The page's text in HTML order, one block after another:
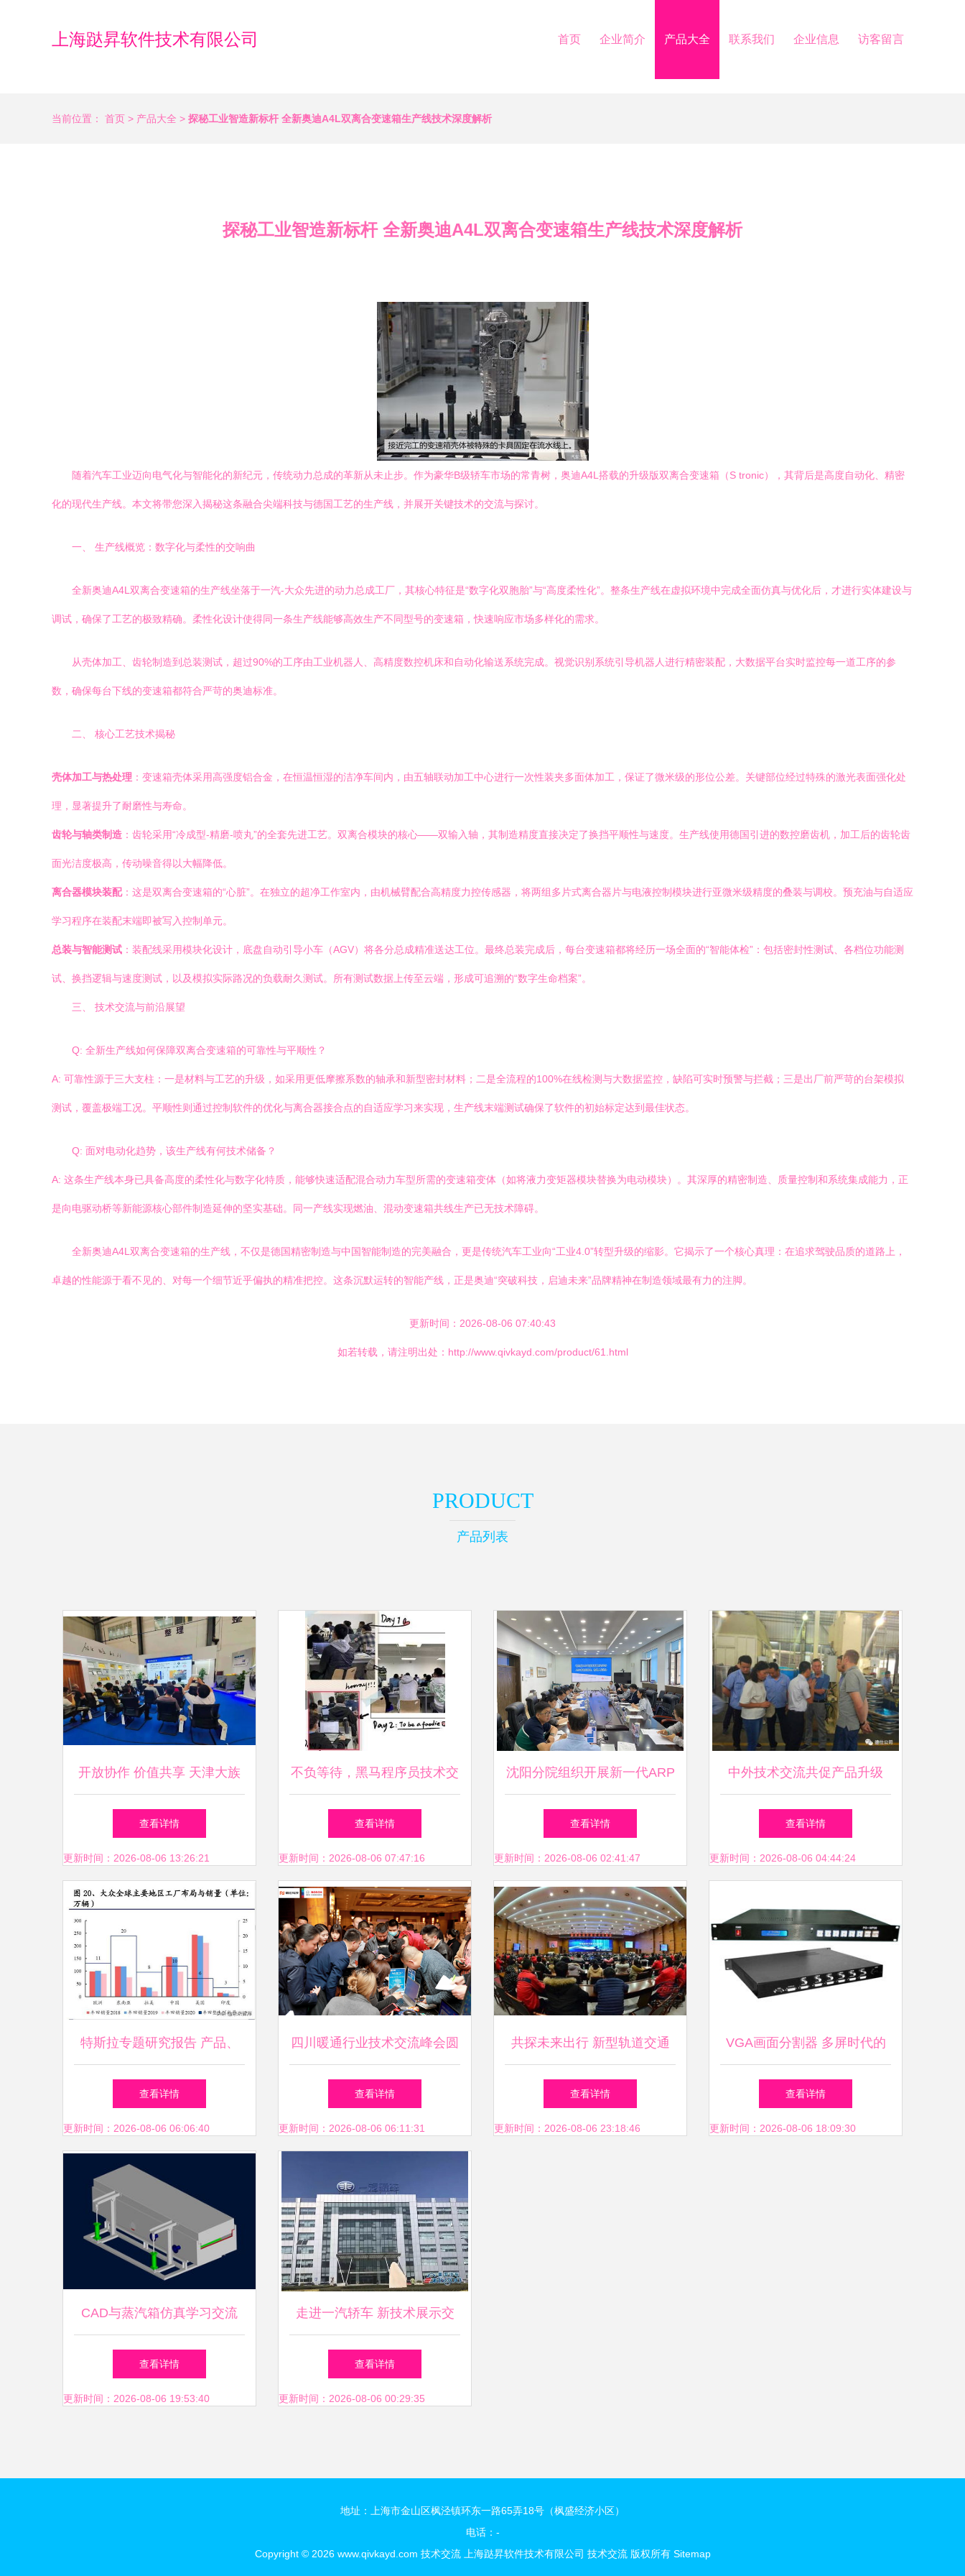
上海跶昇软件技术有限公司 首页 企业简介 产品大全 联系我们 企业信息 访客留言
当前位置： 首页 > 产品大全 > 探秘工业智造新标杆 全新奥迪A4L双离合变速箱生产线技术深度解析
探秘工业智造新标杆 全新奥迪A4L双离合变速箱生产线技术深度解析
随着汽车工业迈向电气化与智能化的新纪元，传统动力总成的革新从未止步。作为豪华B级轿车市场的常青树，奥迪A4L搭载的升级版双离合变速箱（S tronic），其背后是高度自动化、精密
化的现代生产线。本文将带您深入揭秘这条融合尖端科技与德国工艺的生产线，并展开关键技术的交流与探讨。
一、 生产线概览：数字化与柔性的交响曲
全新奥迪A4L双离合变速箱的生产线坐落于一汽-大众先进的动力总成工厂，其核心特征是“数字化双胞胎”与“高度柔性化”。整条生产线在虚拟环境中完成全面仿真与优化后，才进行实体建设与
调试，确保了工艺的极致精确。柔性化设计使得同一条生产线能够高效生产不同型号的变速箱，快速响应市场多样化的需求。
从壳体加工、齿轮制造到总装测试，超过90%的工序由工业机器人、高精度数控机床和自动化输送系统完成。视觉识别系统引导机器人进行精密装配，大数据平台实时监控每一道工序的参
数，确保每台下线的变速箱都符合严苛的奥迪标准。
二、 核心工艺技术揭秘
壳体加工与热处理 ：变速箱壳体采用高强度铝合金，在恒温恒湿的洁净车间内，由五轴联动加工中心进行一次性装夹多面体加工，保证了微米级的形位公差。关键部位经过特殊的激光表面强化处
理，显著提升了耐磨性与寿命。
齿轮与轴类制造 ：齿轮采用“冷成型-精磨-喷丸”的全套先进工艺。双离合模块的核心——双输入轴，其制造精度直接决定了换挡平顺性与速度。生产线使用德国引进的数控磨齿机，加工后的齿轮齿
面光洁度极高，传动噪音得以大幅降低。
离合器模块装配：这是双离合变速箱的“心脏”。在独立的超净工作室内，由机械臂配合高精度力控传感器，将两组多片式离合器片与电液控制模块进行亚微米级精度的叠装与调校。预充油与自适应
学习程序在装配末端即被写入控制单元。
总装与智能测试 ：装配线采用模块化设计，底盘自动引导小车（AGV）将各分总成精准送达工位。最终总装完成后，每台变速箱都将经历一场全面的“智能体检”：包括密封性测试、各档位功能测
试、换挡逻辑与速度测试，以及模拟实际路况的负载耐久测试。所有测试数据上传至云端，形成可追溯的“数字生命档案”。
三、 技术交流与前沿展望
Q: 全新生产线如何保障双离合变速箱的可靠性与平顺性？
A: 可靠性源于三大支柱：一是材料与工艺的升级，如采用更低摩擦系数的轴承和新型密封材料；二是全流程的100%在线检测与大数据监控，缺陷可实时预警与拦截；三是出厂前严苛的台架模拟
测试，覆盖极端工况。平顺性则通过控制软件的优化与离合器接合点的自适应学习来实现，生产线末端测试确保了软件的初始标定达到最佳状态。
Q: 面对电动化趋势，该生产线有何技术储备？
A: 这条生产线本身已具备高度的柔性化与数字化特质，能够快速适配混合动力车型所需的变速箱变体（如将液力变矩器模块替换为电动模块）。其深厚的精密制造、质量控制和系统集成能力，正
是向电驱动桥等新能源核心部件制造延伸的坚实基础。同一产线实现燃油、混动变速箱共线生产已无技术障碍。
全新奥迪A4L双离合变速箱的生产线，不仅是德国精密制造与中国智能制造的完美融合，更是传统汽车工业向“工业4.0”转型升级的缩影。它揭示了一个核心真理：在追求驾驶品质的道路上，
卓越的性能源于看不见的、对每一个细节近乎偏执的精准把控。这条沉默运转的智能产线，正是奥迪“突破科技，启迪未来”品牌精神在制造领域最有力的注脚。
更新时间：2026-08-06 07:40:43
如若转载，请注明出处：http://www.qivkayd.com/product/61.html
PRODUCT
产品列表
开放协作 价值共享 天津大族
工厂开放周暨三维五轴切割技
术交流会圆满落幕
查看详情
更新时间：2026-08-06 13:26:21
不负等待，黑马程序员技术交
流社区技术交流侧记
查看详情
更新时间：2026-08-06 07:47:16
沈阳分院组织开展新一代ARP
系统2023年度技术交流及用户
培训
查看详情
更新时间：2026-08-06 02:41:47
中外技术交流共促产品升级
查看详情
更新时间：2026-08-06 04:44:24
特斯拉专题研究报告 产品、
工厂、技术与生态展望
查看详情
更新时间：2026-08-06 06:06:40
四川暖通行业技术交流峰会圆
满落幕 瑞尼科技携手合作伙
伴开启2021新征程
查看详情
更新时间：2026-08-06 06:11:31
共探未来出行 新型轨道交通
技术交流研讨会在长沙成功举
办
查看详情
更新时间：2026-08-06 23:18:46
VGA画面分割器 多屏时代的
技术革新与应用实践——北京
盘古技术公司技术交流实录
查看详情
更新时间：2026-08-06 18:09:30
CAD与蒸汽箱仿真学习交流
技术共享与创新之旅
查看详情
更新时间：2026-08-06 19:53:40
走进一汽轿车 新技术展示交
流会圆满收官，技术交流引领
行业未来
查看详情
更新时间：2026-08-06 00:29:35
地址：上海市金山区枫泾镇环东一路65弄18号（枫盛经济小区）
电话：-
Copyright © 2026 www.qivkayd.com 技术交流 上海跶昇软件技术有限公司 技术交流版权所有 Sitemap